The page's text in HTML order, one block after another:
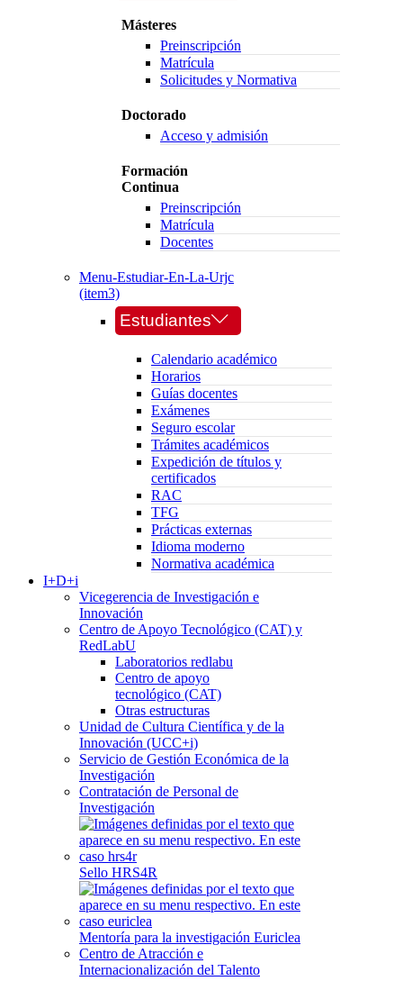
Másteres
Preinscripción
Matrícula
Solicitudes y Normativa
Doctorado
Acceso y admisión
Formación
Continua
Preinscripción
Matrícula
Docentes
Menu-Estudiar-En-La-Urjc
(item3)
Estudiantes
Calendario académico
Horarios
Guías docentes
Exámenes
Seguro escolar
Trámites académicos
Expedición de títulos y
certificados
RAC
TFG
Prácticas externas
Idioma moderno
Normativa académica
I+D+i
Vicegerencia de Investigación e
Innovación
Centro de Apoyo Tecnológico (CAT) y
RedLabU
Laboratorios redlabu
Centro de apoyo
tecnológico (CAT)
Otras estructuras
Unidad de Cultura Científica y de la
Innovación (UCC+i)
Servicio de Gestión Económica de la
Investigación
Contratación de Personal de
Investigación
Sello HRS4R
Mentoría para la investigación Euriclea
Centro de Atracción e
Internacionalización del Talento